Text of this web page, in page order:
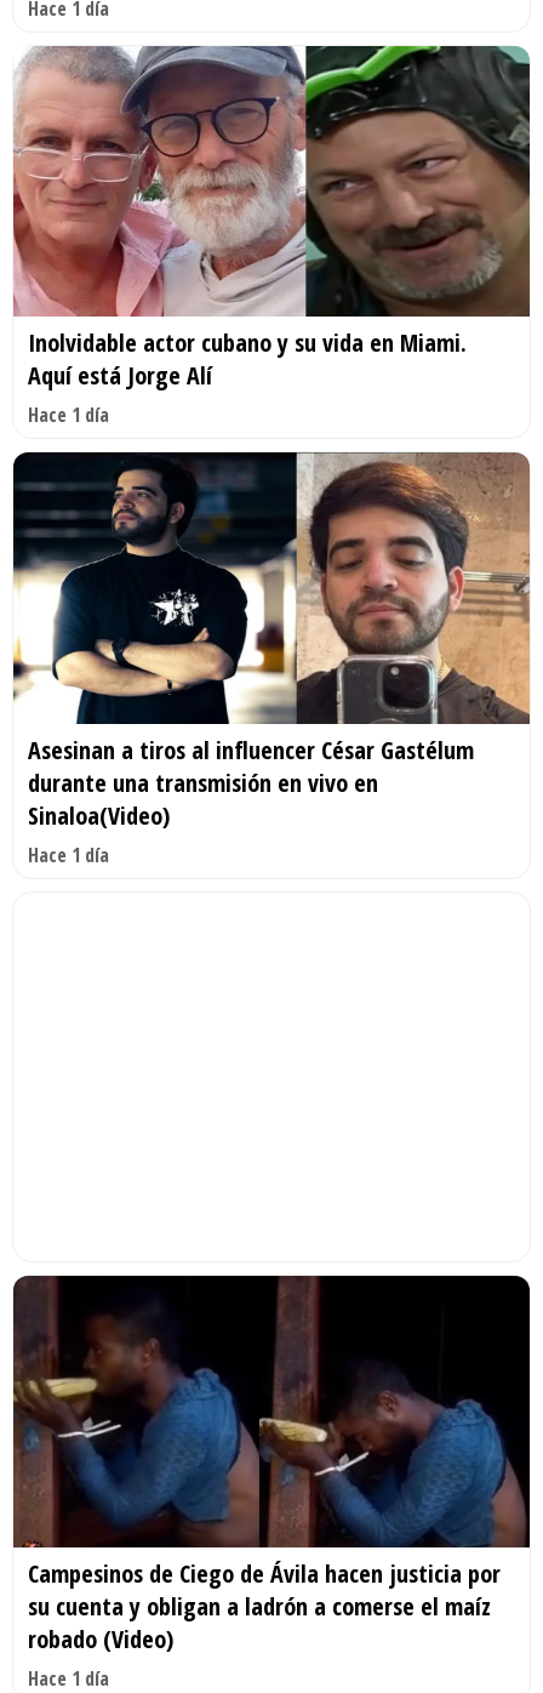
Hace 1 día
Inolvidable actor cubano y su vida en Miami.
Aquí está Jorge Alí
Hace 1 día
Asesinan a tiros al influencer César Gastélum
durante una transmisión en vivo en
Sinaloa(Video)
Hace 1 día
Campesinos de Ciego de Ávila hacen justicia por
su cuenta y obligan a ladrón a comerse el maíz
robado (Video)
Hace 1 día